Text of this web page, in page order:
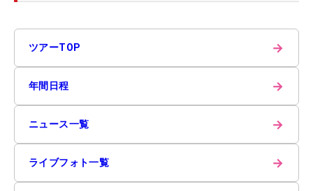
ツアーTOP →
年間日程 →
ニュース一覧 →
ライブフォト一覧 →